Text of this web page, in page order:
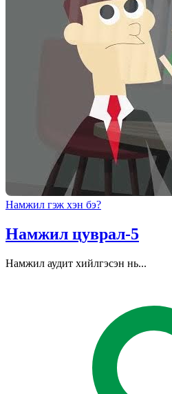
Намжил гэж хэн бэ?
Намжил цуврал-5
Намжил аудит хийлгэсэн нь...